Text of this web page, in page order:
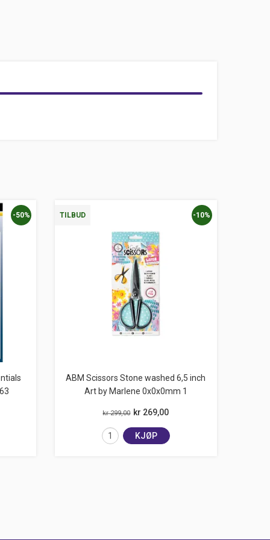
-50% TILBUD
ABM Scissors Stone washed 6,5 inch
Art by Marlene 0x0x0mm 1
-10%
kr 299,00 kr 269,00
KJØP